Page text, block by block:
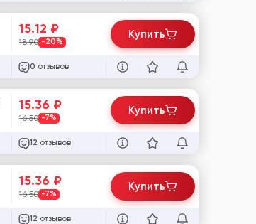
15.12 ₽
18.90 -20%
0 отзывов
Купить
15.36 ₽
16.50 -7%
12 отзывов
Купить
15.36 ₽
16.50 -7%
12 отзывов
Купить